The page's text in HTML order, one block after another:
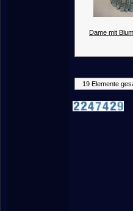
Dame mit
19 Elemente